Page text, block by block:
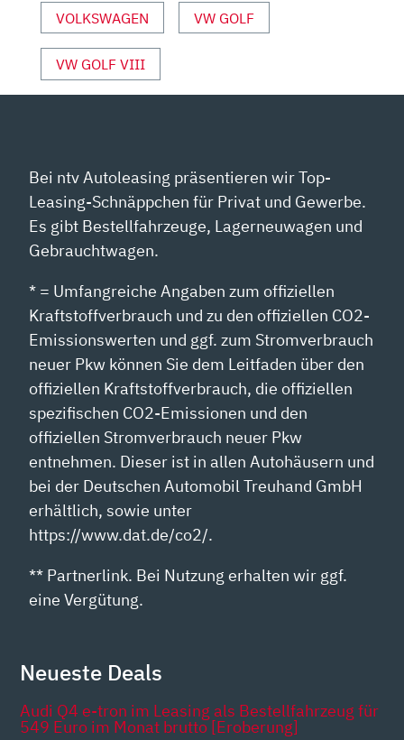
VOLKSWAGEN VW GOLF
VW GOLF VIII
Bei ntv Autoleasing präsentieren wir Top-
Leasing-Schnäppchen für Privat und Gewerbe.
Es gibt Bestellfahrzeuge, Lagerneuwagen und
Gebrauchtwagen.
* = Umfangreiche Angaben zum offiziellen
Kraftstoffverbrauch und zu den offiziellen CO2-
Emissionswerten und ggf. zum Stromverbrauch
neuer Pkw können Sie dem Leitfaden über den
offiziellen Kraftstoffverbrauch, die offiziellen
spezifischen CO2-Emissionen und den
offiziellen Stromverbrauch neuer Pkw
entnehmen. Dieser ist in allen Autohäusern und
bei der Deutschen Automobil Treuhand GmbH
erhältlich, sowie unter
https://www.dat.de/co2/.
** Partnerlink. Bei Nutzung erhalten wir ggf.
eine Vergütung.
Neueste Deals
Audi Q4 e-tron im Leasing als Bestellfahrzeug für
549 Euro im Monat brutto [Eroberung]